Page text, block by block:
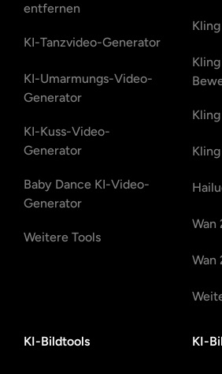
entfernen
KI-Tanzvideo-Generator
KI-Umarmungs-Video-
Generator
KI-Kuss-Video-
Generator
Baby Dance KI-Video-
Generator
Weitere Tools
Kling
Wan
Wan
KI-Bildtools KI-